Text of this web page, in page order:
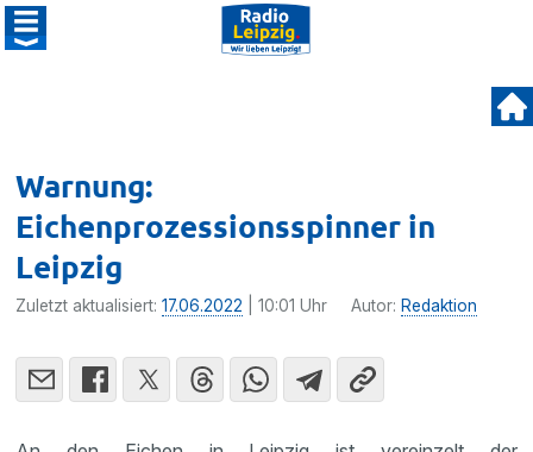
Warnung:
Eichenprozessionsspinner in
Leipzig
Zuletzt aktualisiert:17.06.2022 | 10:01 Uhr Autor: Redaktion